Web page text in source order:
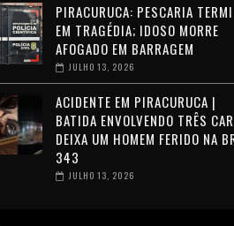
PIRACURUCA: PESCARIA
EM TRAGÉDIA; IDOSO MORRE
AFOGADO EM BARRAGEM
JULHO 13, 2026
ACIDENTE EM PIRACURUCA |
BATIDA ENVOLVENDO TRÊS
DEIXA UM HOMEM FERIDO NA
343
JULHO 13, 2026